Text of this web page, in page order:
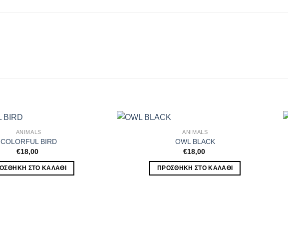
ANIMALS
COLORFUL BIRD
€18,00
ΣΤΟ ΚΑΛΆΘΙ
ANIMALS
OWL BLACK
€18,00
ΠΡΟΣΘΉΚΗ ΣΤΟ ΚΑΛΆΘΙ